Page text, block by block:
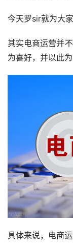
今天罗sir就为大
其实电商运营并
为喜好，并以此
具体来说，电商